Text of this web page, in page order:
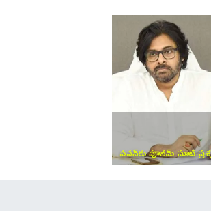
పవన్‌కు పూనమ్ సూటి
పక్కన